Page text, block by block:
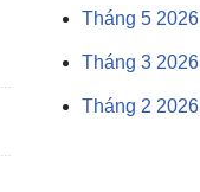
Tháng 5 2026
Tháng 3 2026
Tháng 2 2026